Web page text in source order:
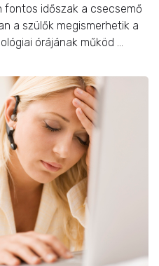
időszak a csecsemő
a szülők megismerhetik a
órájának működ ...